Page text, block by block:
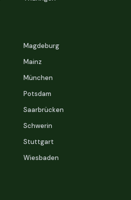
Magdeburg
Mainz
München
Potsdam
Saarbrücken
Schwerin
Stuttgart
Wiesbaden